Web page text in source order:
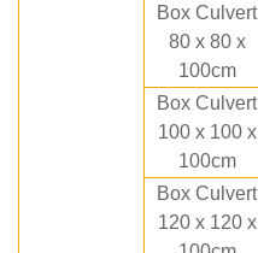
Box Culvert
80 x 80 x
100cm
Box Culvert
100 x 100 x
100cm
Box Culvert
120 x 120 x